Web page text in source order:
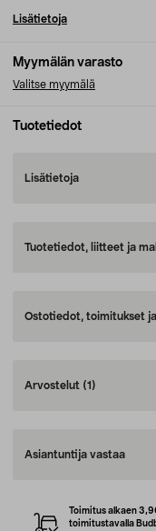
Myymälän varasto
Valitse myymälä
Lisätietoja
Tuotetiedot
Lisätietoja
Tuotetiedot, liitteet ja
Ostotiedot, toimitukset
Arvostelut (1)
Asiantuntija vastaa
Toimitus alkaen
toimitustavalla